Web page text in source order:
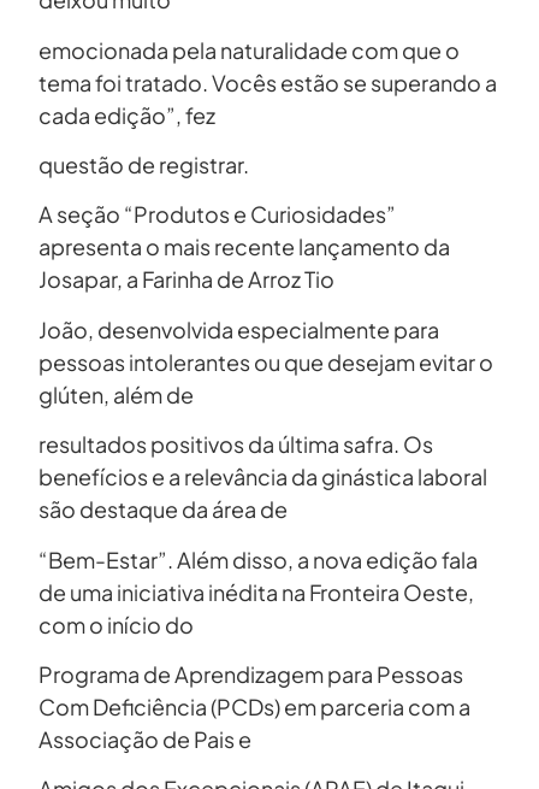
emocionada pela naturalidade com que o
tema foi tratado. Vocês estão se superando a
cada edição”, fez
questão de registrar.
A seção “Produtos e Curiosidades”
apresenta o mais recente lançamento da
Josapar, a Farinha de Arroz Tio
João, desenvolvida especialmente para
pessoas intolerantes ou que desejam evitar o
glúten, além de
resultados positivos da última safra. Os
benefícios e a relevância da ginástica laboral
são destaque da área de
“Bem-Estar”. Além disso, a nova edição fala
de uma iniciativa inédita na Fronteira Oeste,
com o início do
Programa de Aprendizagem para Pessoas
Com Deficiência (PCDs) em parceria com a
Associação de Pais e